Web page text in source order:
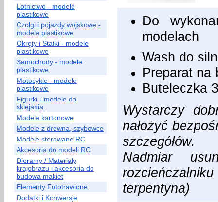
Lotnictwo - modele
plastikowe
Czołgi i pojazdy wojskowe -
modele plastikowe
Okręty i Statki - modele
plastikowe
Samochody - modele
plastikowe
Motocykle - modele
plastikowe
Figurki - modele do
sklejania
Modele kartonowe
Modele z drewna, szybowce
Modele sterowane RC
Akcesoria do modeli RC
Dioramy / Materiały
krajobrazu i akcesoria do
budowa makiet
Elementy Fototrawione
Dodatki i Konwersje
Do
modelach
Wash do
Preparat na
Buteleczka
Wystarczy
nałożyć
szczegółów.
Nadmiar
terpentyna)